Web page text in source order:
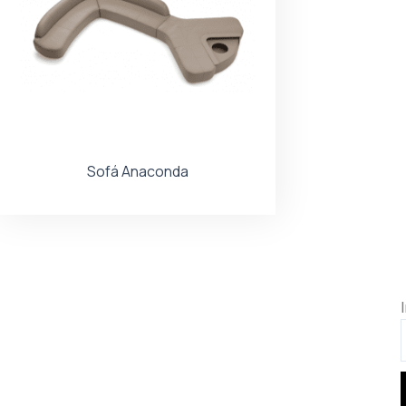
Sofá Anaconda